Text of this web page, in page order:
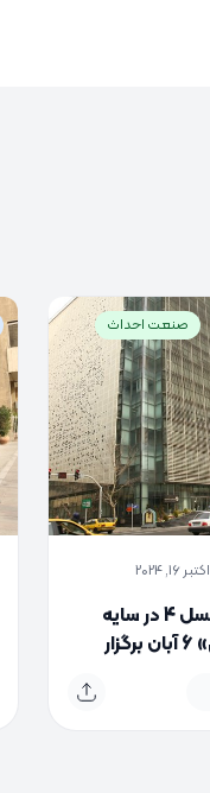
صنعت احداث
اکتبر 16, 2024
سمینار «مدیریت نسل 4 در سایه
تحولات بین‌المللی» 6 آبان برگزار